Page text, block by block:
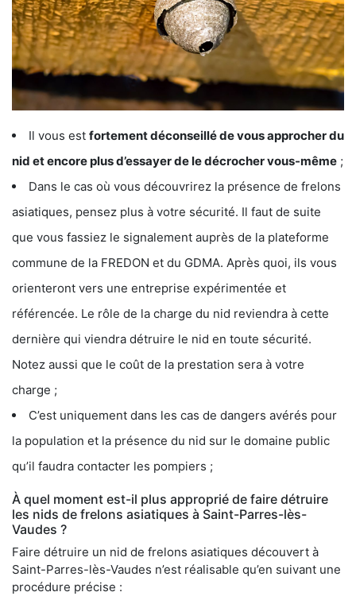
Il vous est fortement déconseillé de vous approcher du
nid et encore plus d’essayer de le décrocher vous-même ;
Dans le cas où vous découvrirez la présence de frelons
asiatiques, pensez plus à votre sécurité. Il faut de suite
que vous fassiez le signalement auprès de la plateforme
commune de la FREDON et du GDMA. Après quoi, ils vous
orienteront vers une entreprise expérimentée et
référencée. Le rôle de la charge du nid reviendra à cette
dernière qui viendra détruire le nid en toute sécurité.
Notez aussi que le coût de la prestation sera à votre
charge ;
C’est uniquement dans les cas de dangers avérés pour
la population et la présence du nid sur le domaine public
qu’il faudra contacter les pompiers ;
À quel moment est-il plus approprié de faire détruire
les nids de frelons asiatiques à Saint-Parres-lès-
Vaudes ?
Faire détruire un nid de frelons asiatiques découvert à
Saint-Parres-lès-Vaudes n’est réalisable qu’en suivant une
procédure précise :